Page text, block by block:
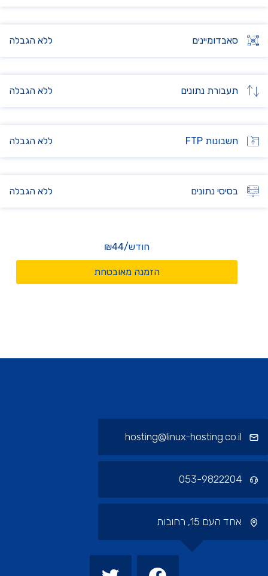
סאבדומיינים ללא הגבלה
תעבורת נתונים ללא הגבלה
חשבונות FTP ללא הגבלה
בסיסי נתונים ללא הגבלה
₪44/חודש
הזמנה מאובטחת
hosting@linux-hosting.co.il
053-9822204
אחד העם 15, רחובות